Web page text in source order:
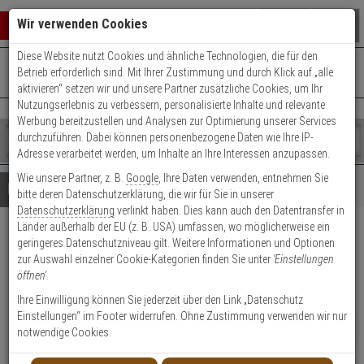
Warenkorb schließen
0 ARTIKEL IM WARENKORB
Ihr Warenkorb ist momentan leer.
Ergebnisse ()
Fertig
Shop
durchsuchen
Bitte
geben
Sie
mindestens
Zeichen
ein,
um
Suche
Es
wurde
noch
Kategorien
Suche
gestartet
+49 (0)821 899 493-0Mo. - Do.: 8:00 - 16:30 | Fr.: 8:00 - 14:00 Uhr
Kontaktservice nutzen
Details Beratung
ABUS Polsterset Spector(-E)
schwarz
Produktmerkmale
Datenblatt drucken
Wir verwenden Cookies
Diese Website nutzt Cookies und ähnliche Technologien, die für den
Betrieb erforderlich sind. Mit Ihrer Zustimmung und durch Klick auf „alle
aktivieren“ setzen wir und unsere Partner zusätzliche Cookies, um Ihr
Nutzungserlebnis zu verbessern, personalisierte Inhalte und relevante
Werbung bereitzustellen und Analysen zur Optimierung unserer Services
durchzuführen. Dabei können personenbezogene Daten wie Ihre IP-
Adresse verarbeitet werden, um Inhalte an Ihre Interessen anzupassen.
Wie unsere Partner, z. B. Google , Ihre Daten verwenden, entnehmen Sie
bitte deren Datenschutzerklärung, die wir für Sie in unserer
Datenschutzerklärung verlinkt haben. Dies kann auch den Datentransfer in
Länder außerhalb der EU (z. B. USA) umfassen, wo möglicherweise ein
geringeres Datenschutzniveau gilt. Weitere Informationen und Optionen
zur Auswahl einzelner Cookie-Kategorien finden Sie unter 'Einstellungen
öffnen'.
Ihre Einwilligung können Sie jederzeit über den Link „Datenschutz
Einstellungen“ im Footer widerrufen. Ohne Zustimmung verwenden wir nur
notwendige Cookies.